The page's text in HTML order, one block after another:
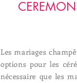
Les mariages
options pour les
nécessaire que les